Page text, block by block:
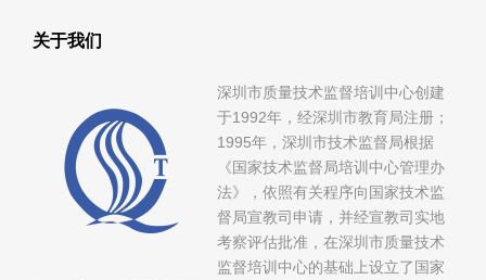
关于我们
深圳市质量技术监督培训中心创建
于1992年，经深圳市教育局注册；
1995年，深圳市技术监督局根据
《国家技术监督局培训中心管理办
法》，依照有关程序向国家技术监
督局宣教司申请，并经宣教司实地
考察评估批准，在深圳市质量技术
监督培训中心的基础上设立了国家